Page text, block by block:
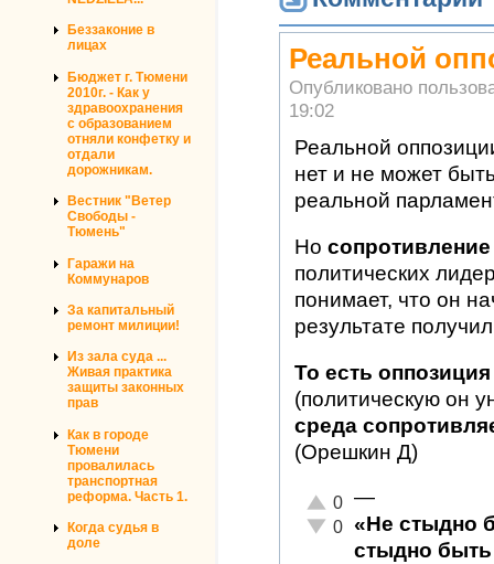
Беззаконие в
лицах
Бюджет г. Тюмени
2010г. - Как у
здравоохранения
с образованием
отняли конфетку и
отдали
дорожникам.
Вестник "Ветер
Свободы -
Тюмень"
Гаражи на
Коммунаров
За капитальный
ремонт милиции!
Из зала суда ...
Живая практика
защиты законных
прав
Как в городе
Тюмени
провалилась
транспортная
реформа. Часть 1.
Когда судья в
доле
Реальной
Опубликовано
19:02
Реальной
нет и не может
реальной
Но
политических
понимает, что он
результате
То есть
(политическую он
среда
(Орешкин Д)
Отлично!
0
Неадекватно!
0
—
«Не стыдно
стыдно быть